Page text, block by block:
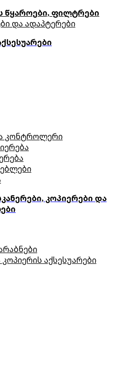
წყაროები, ფილტრები
და ადაპტერები
კონტროლერი
კოპიერები და
აქსესუარები